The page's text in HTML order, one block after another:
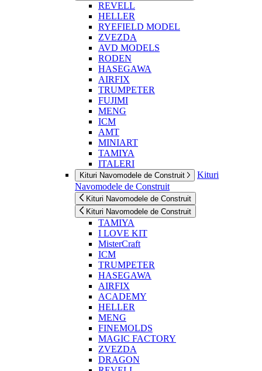
REVELL
HELLER
RYEFIELD MODEL
ZVEZDA
AVD MODELS
RODEN
HASEGAWA
AIRFIX
TRUMPETER
FUJIMI
MENG
ICM
AMT
MINIART
TAMIYA
ITALERI
Kituri Navomodele de Construit
Kituri
Navomodele de Construit
Kituri Navomodele de Construit
Kituri Navomodele de Construit
TAMIYA
I LOVE KIT
MisterCraft
ICM
TRUMPETER
HASEGAWA
AIRFIX
ACADEMY
HELLER
MENG
FINEMOLDS
MAGIC FACTORY
ZVEZDA
DRAGON